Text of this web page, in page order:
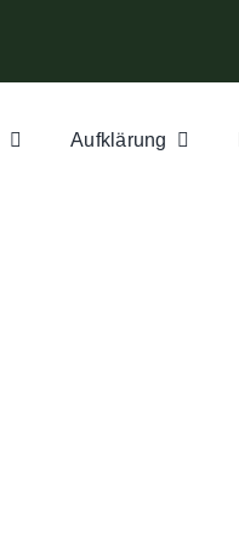
Aufklärung